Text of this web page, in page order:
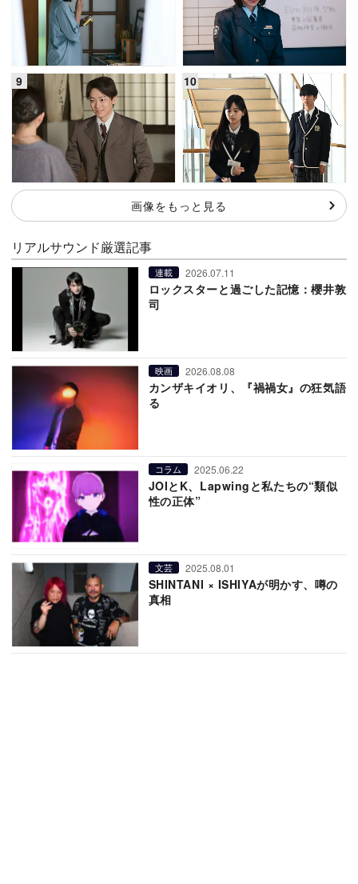
画像をもっと見る
リアルサウンド厳選記事
連載 2026.07.11
ロックスターと過ごした記憶：櫻井敦
司
映画 2026.08.08
カンザキイオリ、『禍禍女』の狂気語
る
コラム 2025.06.22
JOIとK、Lapwingと私たちの“類似
性の正体”
文芸 2025.08.01
SHINTANI × ISHIYAが明かす、噂の
真相